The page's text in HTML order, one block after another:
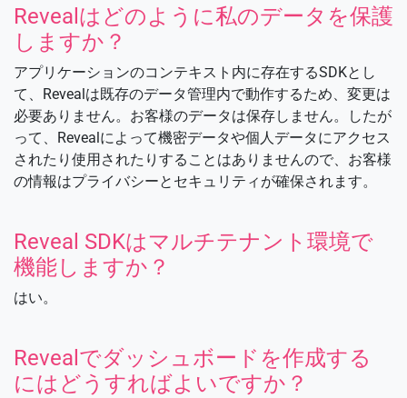
Revealはどのように私のデータを保護
しますか？
アプリケーションのコンテキスト内に存在するSDKとし
て、Revealは既存のデータ管理内で動作するため、変更は
必要ありません。お客様のデータは保存しません。したが
って、Revealによって機密データや個人データにアクセス
されたり使用されたりすることはありませんので、お客様
の情報はプライバシーとセキュリティが確保されます。
Reveal SDKはマルチテナント環境で
機能しますか？
はい。
Revealでダッシュボードを作成する
にはどうすればよいですか？